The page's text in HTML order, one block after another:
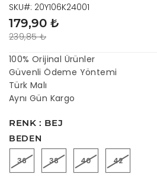
239,85 ₺
179,90 ₺
SKU#: 20Y106K24001
100% Orijinal Ürünler
Güvenli Ödeme Yöntemi
Türk Malı
Aynı Gün Kargo
RENK : BEJ
BEDEN
36 38 40 42